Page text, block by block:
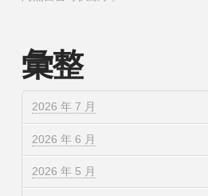
彙整
2026 年 7 月
2026 年 6 月
2026 年 5 月